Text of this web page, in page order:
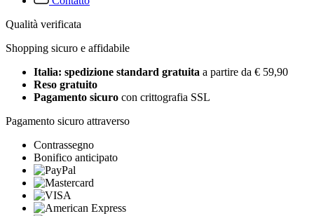
Qualità verificata
Shopping sicuro e affidabile
Italia: spedizione standard gratuita a partire da € 59,90
Reso gratuito
Pagamento sicuro con crittografia SSL
Pagamento sicuro attraverso
Contrassegno
Bonifico anticipato